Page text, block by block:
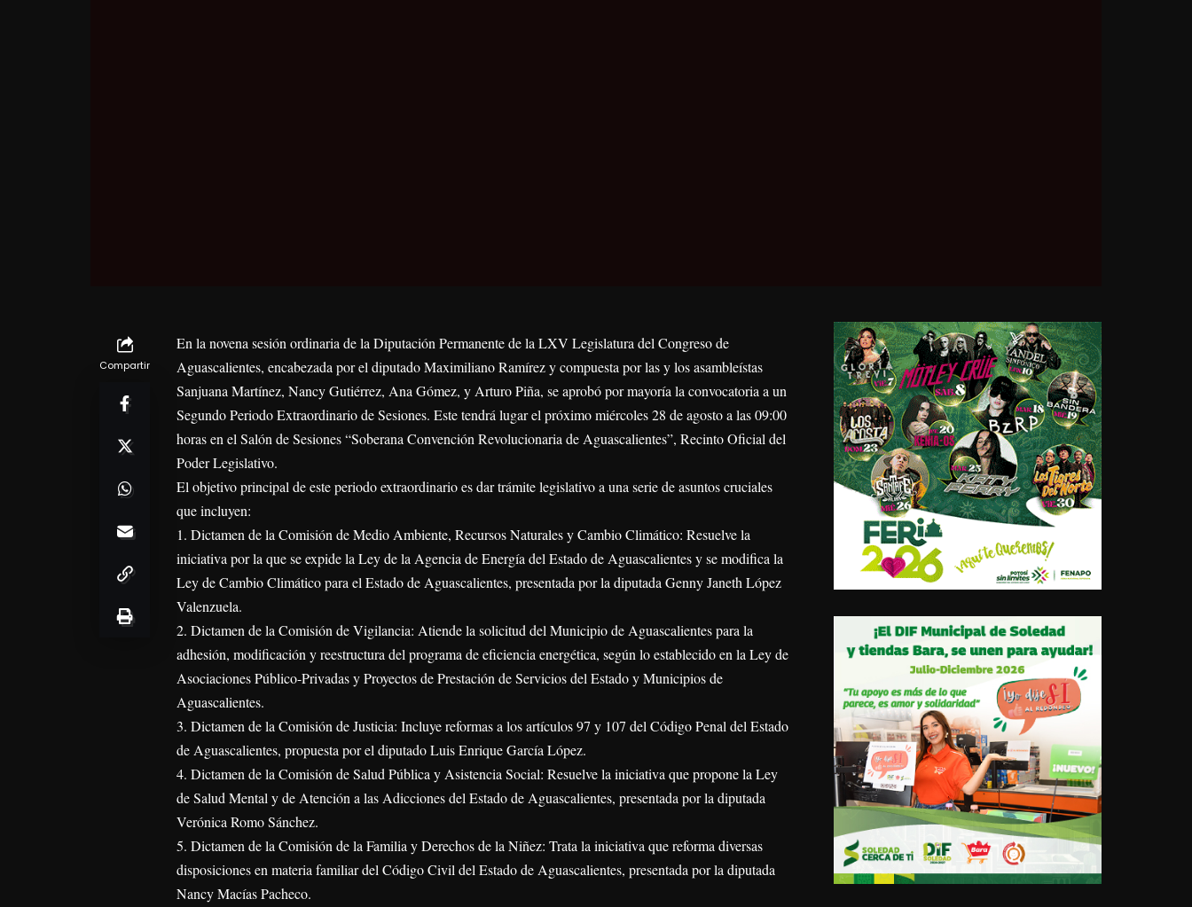
Compartir
En la novena sesión ordinaria de la Diputación Permanente de la LXV Legislatura del Congreso de
Aguascalientes, encabezada por el diputado Maximiliano Ramírez y compuesta por las y los asambleístas
Sanjuana Martínez, Nancy Gutiérrez, Ana Gómez, y Arturo Piña, se aprobó por mayoría la convocatoria a un
Segundo Periodo Extraordinario de Sesiones. Este tendrá lugar el próximo miércoles 28 de agosto a las 09:00
horas en el Salón de Sesiones “Soberana Convención Revolucionaria de Aguascalientes”, Recinto Oficial del
Poder Legislativo.
El objetivo principal de este periodo extraordinario es dar trámite legislativo a una serie de asuntos cruciales
que incluyen:
1. Dictamen de la Comisión de Medio Ambiente, Recursos Naturales y Cambio Climático: Resuelve la
iniciativa por la que se expide la Ley de la Agencia de Energía del Estado de Aguascalientes y se modifica la
Ley de Cambio Climático para el Estado de Aguascalientes, presentada por la diputada Genny Janeth López
Valenzuela.
2. Dictamen de la Comisión de Vigilancia: Atiende la solicitud del Municipio de Aguascalientes para la
adhesión, modificación y reestructura del programa de eficiencia energética, según lo establecido en la Ley de
Asociaciones Público-Privadas y Proyectos de Prestación de Servicios del Estado y Municipios de
Aguascalientes.
3. Dictamen de la Comisión de Justicia: Incluye reformas a los artículos 97 y 107 del Código Penal del Estado
de Aguascalientes, propuesta por el diputado Luis Enrique García López.
4. Dictamen de la Comisión de Salud Pública y Asistencia Social: Resuelve la iniciativa que propone la Ley
de Salud Mental y de Atención a las Adicciones del Estado de Aguascalientes, presentada por la diputada
Verónica Romo Sánchez.
5. Dictamen de la Comisión de la Familia y Derechos de la Niñez: Trata la iniciativa que reforma diversas
disposiciones en materia familiar del Código Civil del Estado de Aguascalientes, presentada por la diputada
Nancy Macías Pacheco.